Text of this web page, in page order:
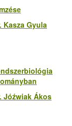
Kasza Gyula
Jóźwiak Ákos